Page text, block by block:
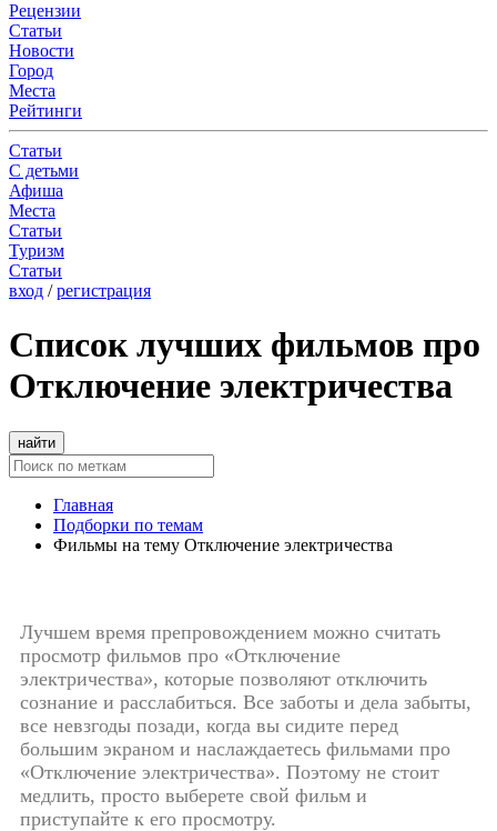
Рецензии
Статьи
Новости
Город
Места
Рейтинги
Статьи
С детьми
Афиша
Места
Статьи
Туризм
Статьи
вход /регистрация
Список лучших фильмов про
Отключение электричества
найти
Главная
Подборки по темам
Фильмы на тему Отключение электричества
Лучшем время препровождением можно считать
просмотр фильмов про «Отключение
электричества», которые позволяют отключить
сознание и расслабиться. Все заботы и дела забыты,
все невзгоды позади, когда вы сидите перед
большим экраном и наслаждаетесь фильмами про
«Отключение электричества». Поэтому не стоит
медлить, просто выберете свой фильм и
приступайте к его просмотру.